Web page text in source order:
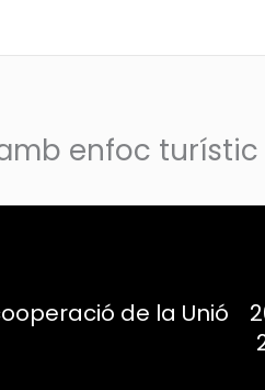
enfoc turístic
de la Unió